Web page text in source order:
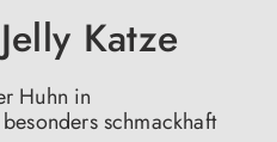
Katze
Huhn in
schmackhaft